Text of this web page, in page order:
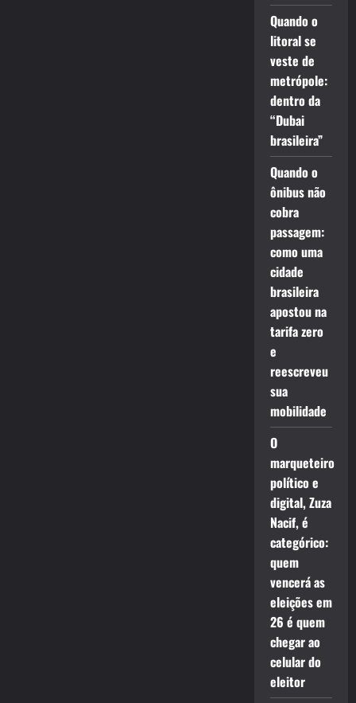
Quando o
litoral se
veste de
metrópole:
dentro da
“Dubai
brasileira”
Quando o
ônibus não
cobra
passagem:
como uma
cidade
brasileira
apostou na
tarifa zero
e
reescreveu
sua
mobilidade
O
marqueteiro
político e
digital, Zuza
Nacif, é
categórico:
quem
vencerá as
eleições em
26 é quem
chegar ao
celular do
eleitor